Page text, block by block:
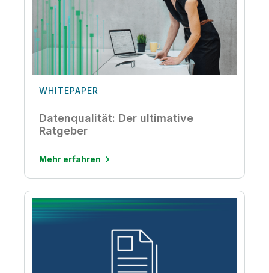
WHITEPAPER
Datenqualität: Der ultimative
Ratgeber
Mehr erfahren